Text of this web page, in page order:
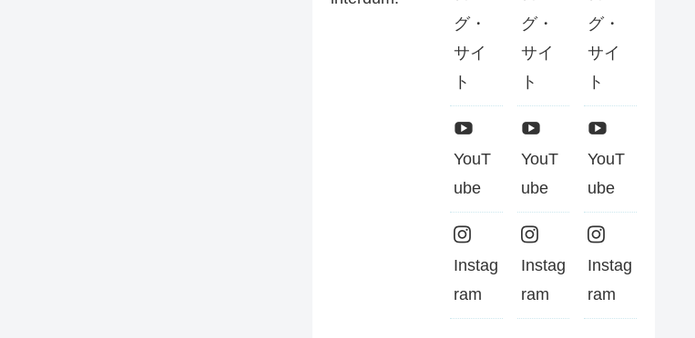
グ・
サイ
ト
YouT
ube
Instag
ram
グ・
サイ
ト
YouT
ube
Instag
ram
グ・
サイ
ト
YouT
ube
Instag
ram